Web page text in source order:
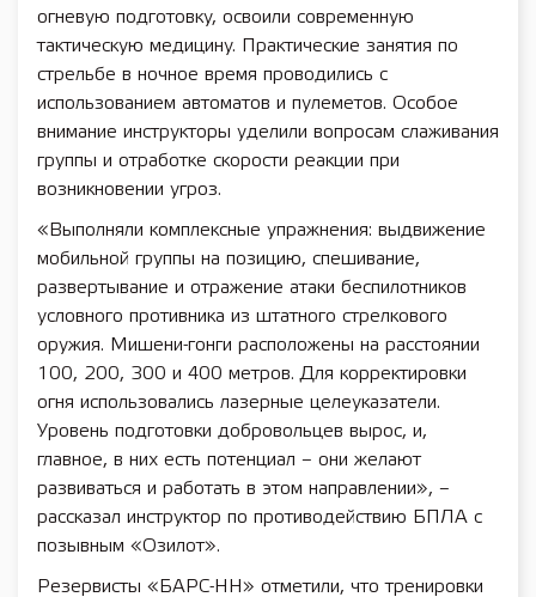
огневую подготовку, освоили современную
тактическую медицину. Практические занятия по
стрельбе в ночное время проводились с
использованием автоматов и пулеметов. Особое
внимание инструкторы уделили вопросам слаживания
группы и отработке скорости реакции при
возникновении угроз.
«Выполняли комплексные упражнения: выдвижение
мобильной группы на позицию, спешивание,
развертывание и отражение атаки беспилотников
условного противника из штатного стрелкового
оружия. Мишени-гонги расположены на расстоянии
100, 200, 300 и 400 метров. Для корректировки
огня использовались лазерные целеуказатели.
Уровень подготовки добровольцев вырос, и,
главное, в них есть потенциал – они желают
развиваться и работать в этом направлении», –
рассказал инструктор по противодействию БПЛА с
позывным «Озилот».
Резервисты «БАРС-НН» отметили, что тренировки